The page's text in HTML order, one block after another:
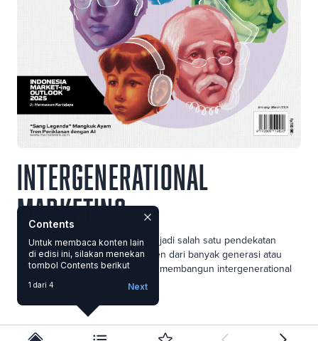
Intergenerational
Marketing
Intergenerational Marketing menjadi salah satu pendekatan
efektif dalam membidik konsumen dari banyak generasi atau
lintas generasi. Kuncinya adalah membangun intergenerational
linkage.
Contents
Untuk membaca konten lain
di edisi ini, silakan menekan
tombol Contents berikut
1 dari 4 Next